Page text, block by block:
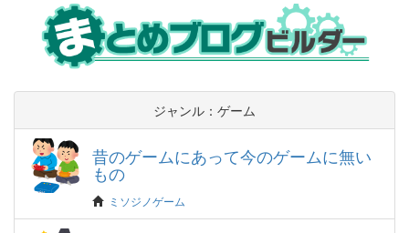
ジャンル：ゲーム
昔のゲームにあって今のゲームに無い
もの
ミソジノゲーム